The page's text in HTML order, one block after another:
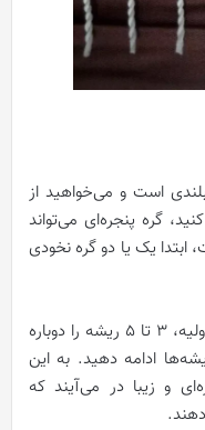
است و می‌خواهید از
گره پنجره‌ای می‌تواند
ابتدا یک یا دو گره نخودی
سپس در فاصله 1.5 سانتی‌متری از گره اولیه، 3 تا 5 ریشه را دوباره
ادامه دهید. به این
و زیبا در می‌آیند که